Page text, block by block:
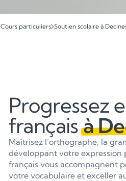
Cours particuliers Soutien scolaire à
Progressez
françaisà
Maîtrisez l’orthographe, la
développant votre expression
français vous accompagnent
votre vocabulaire et exceller